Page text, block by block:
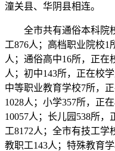
潼关县、华阴县相连。
全市共有通俗本科院校
工876人；高档职业院校1
人；通俗高中16所，正在
人；初中143所，正在校
中等职业教育学校7所，
1028人；小学357所，正
10057人；长儿园538所
工8172人；全市有技工学
教职工143人；特殊教育